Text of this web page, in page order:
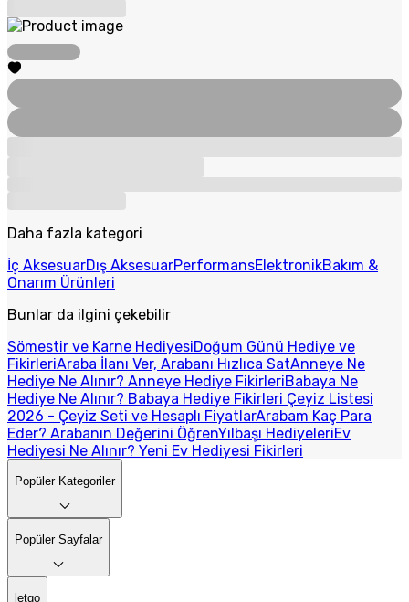
Daha fazla kategori
İç AksesuarDış AksesuarPerformansElektronikBakım &
Onarım Ürünleri
Bunlar da ilgini çekebilir
Sömestir ve Karne HediyesiDoğum Günü Hediye ve
FikirleriAraba İlanı Ver, Arabanı Hızlıca SatAnneye Ne
Hediye Ne Alınır? Anneye Hediye FikirleriBabaya Ne
Hediye Ne Alınır? Babaya Hediye Fikirleri Çeyiz Listesi
2026 - Çeyiz Seti ve Hesaplı FiyatlarArabam Kaç Para
Eder? Arabanın Değerini ÖğrenYılbaşı HediyeleriEv
Hediyesi Ne Alınır? Yeni Ev Hediyesi Fikirleri
Popüler Kategoriler
Popüler Sayfalar
letgo